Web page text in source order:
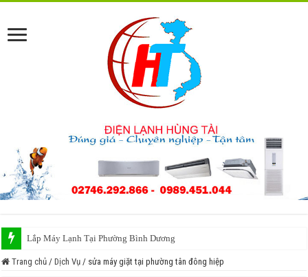
Lắp Máy Lạnh Tại Phường Bình Dương
Trang chủ / Dịch Vụ / sửa máy giặt tại phường tân đông hiệp